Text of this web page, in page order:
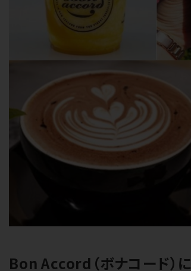
Bon Accord（ボナコード）